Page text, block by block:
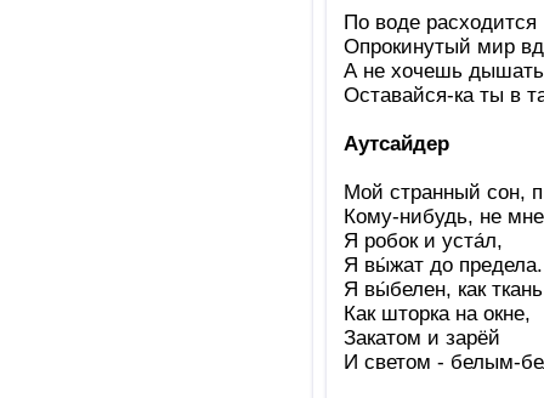
По воде
Опрокинутый мир
А не хочешь
Оставайся-ка ты в
Аутсайдер
Мой странный сон,
Кому-нибудь, не
Я робок и уста́л,
Я вы́жат до предела.
Я вы́белен, как
Как шторка на окне,
Закатом и зарёй
И светом - белым-